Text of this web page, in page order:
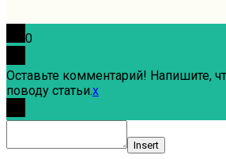
0
Оставьте комментарий! Напишите,
поводу статьи.x
Insert